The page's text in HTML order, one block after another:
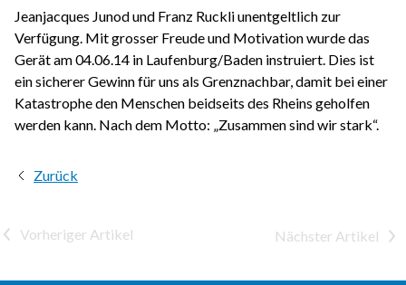
Jeanjacques Junod und Franz Ruckli unentgeltlich zur
Verfügung. Mit grosser Freude und Motivation wurde das
Gerät am 04.06.14 in Laufenburg/Baden instruiert. Dies ist
ein sicherer Gewinn für uns als Grenznachbar, damit bei einer
Katastrophe den Menschen beidseits des Rheins geholfen
werden kann. Nach dem Motto: „Zusammen sind wir stark“.
Zurück
< >